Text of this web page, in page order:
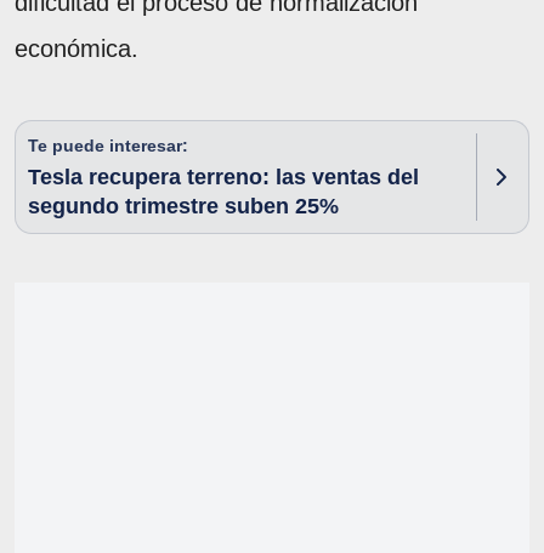
económica.
Te puede interesar:
Tesla recupera terreno: las ventas del
segundo trimestre suben 25%